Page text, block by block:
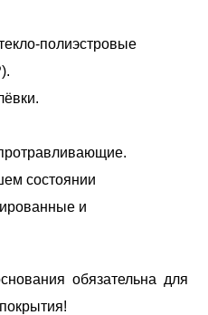
полиэстровые
состоянии
и
обязательна для